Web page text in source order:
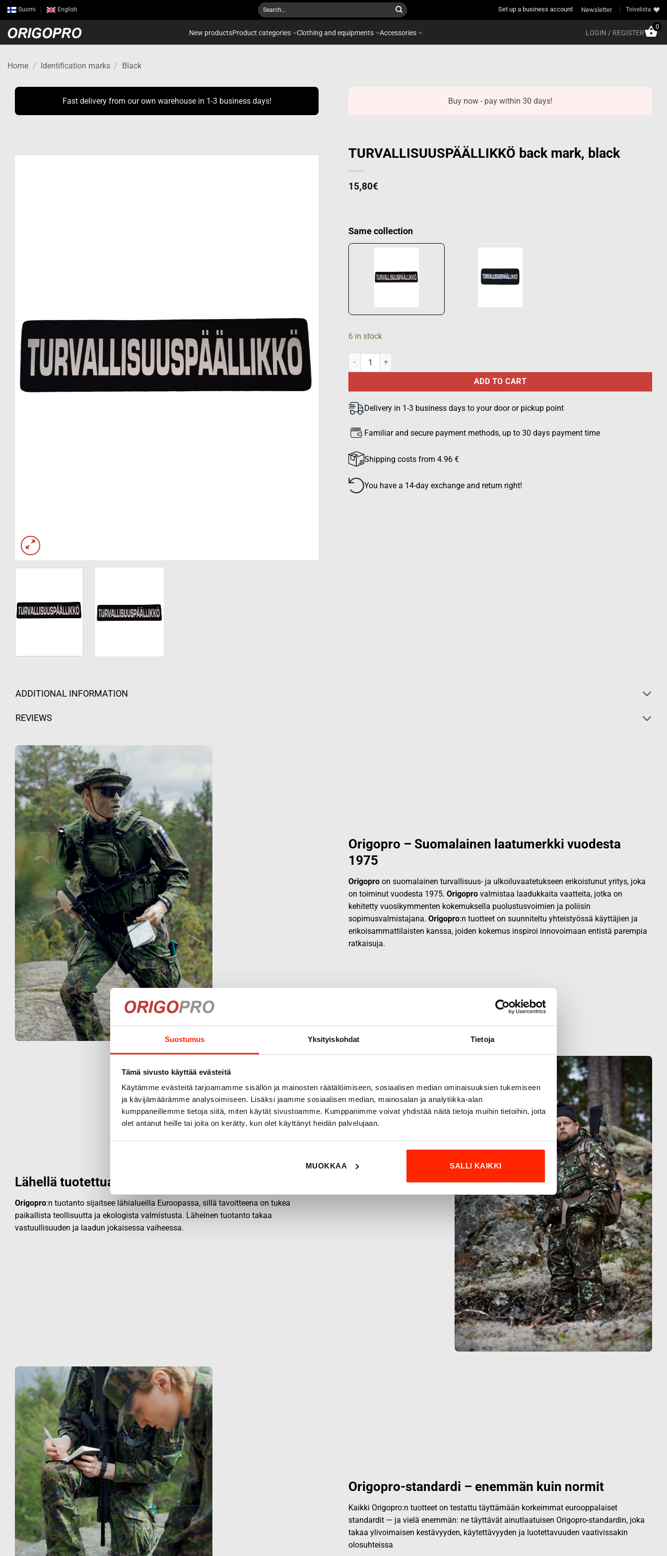
Suostumus Yksityiskohdat Tietoja
Tämä sivusto käyttää evästeitä
Käytämme evästeitä tarjoamamme sisällön ja mainosten räätälöimiseen, sosiaalisen median ominaisuuksien tukemiseen
ja kävijämäärämme analysoimiseen. Lisäksi jaamme sosiaalisen median, mainosalan ja analytiikka-alan
kumppaneillemme tietoja siitä, miten käytät sivustoamme. Kumppanimme voivat yhdistää näitä tietoja muihin tietoihin, joita
olet antanut heille tai joita on kerätty, kun olet käyttänyt heidän palvelujaan.
MUOKKAA SALLI KAIKKI
Skip
to
content
Suomi English
Search
for:
Set up a business account Newsletter Toivelista
New productsProduct categories Clothing and equipments Accessories LOGIN / REGISTER
0
Home / Identification marks / Black
Fast delivery from our own warehouse in 1-3 business days! Buy now - pay within 30 days!
TURVALLISUUSPÄÄLLIKKÖ back mark, black
15,80€
Same collection
6 in stock
TURVALLISUUSPÄÄLLIKKÖ back mark, black quantity
ADD TO CART
Delivery in 1-3 business days to your door or pickup point
Familiar and secure payment methods, up to 30 days payment time
Shipping costs from 4.96 €
You have a 14-day exchange and return right!
ADDITIONAL INFORMATION
REVIEWS
Origopro – Suomalainen laatumerkki vuodesta
1975
Origopro on suomalainen turvallisuus- ja ulkoiluvaatetukseen erikoistunut yritys, joka
on toiminut vuodesta 1975. Origopro valmistaa laadukkaita vaatteita, jotka on
kehitetty vuosikymmenten kokemuksella puolustusvoimien ja poliisin
sopimusvalmistajana. Origopro:n tuotteet on suunniteltu yhteistyössä käyttäjien ja
erikoisammattilaisten kanssa, joiden kokemus inspiroi innovoimaan entistä parempia
ratkaisuja.
Lähellä tuotettua laatua
Origopro:n tuotanto sijaitsee lähialueilla Euroopassa, sillä tavoitteena on tukea
paikallista teollisuutta ja ekologista valmistusta. Läheinen tuotanto takaa
vastuullisuuden ja laadun jokaisessa vaiheessa.
Origopro-standardi – enemmän kuin normit
Kaikki Origopro:n tuotteet on testattu täyttämään korkeimmat eurooppalaiset
standardit — ja vielä enemmän: ne täyttävät ainutlaatuisen Origopro-standardin, joka
takaa ylivoimaisen kestävyyden, käytettävyyden ja luotettavuuden vaativissakin
olosuhteissa